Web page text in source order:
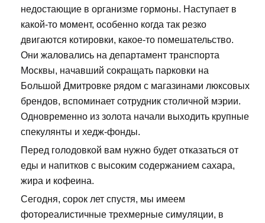
недостающие в организме гормоны. Наступает в
какой-то момент, особенно когда так резко
двигаются котировки, какое-то помешательство.
Они жаловались на департамент транспорта
Москвы, начавший сокращать парковки на
Большой Дмитровке рядом с магазинами люксовых
брендов, вспоминает сотрудник столичной мэрии.
Одновременно из золота начали выходить крупные
спекулянты и хедж-фонды.
Перед голодовкой вам нужно будет отказаться от
еды и напитков с высоким содержанием сахара,
жира и кофеина.
Сегодня, сорок лет спустя, мы имеем
фотореалистичные трехмерные симуляции, в